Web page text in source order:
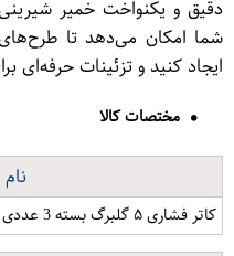
دقیق و یکنواخت خمیر
شما امکان می‌دهد تا
ایجاد کنید و تزئینات حرفه‌ای
مختصات کالا
کاتر فشاری ۵ گلبرگ بسته 3 عددی